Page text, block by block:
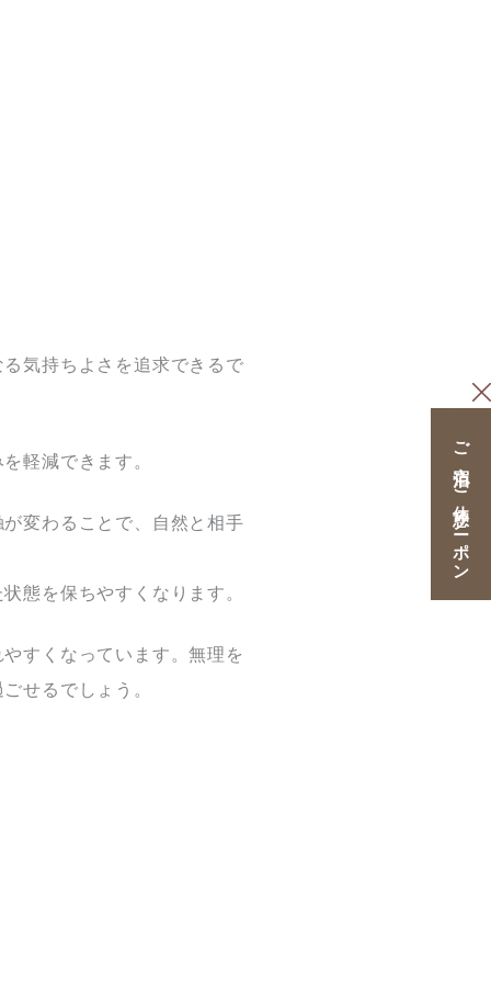
気持ちよさを追求できるで
軽減できます。
変わることで、自然と相手
態を保ちやすくなります。
すくなっています。無理を
せるでしょう。
ご宿泊・ご休憩クーポン